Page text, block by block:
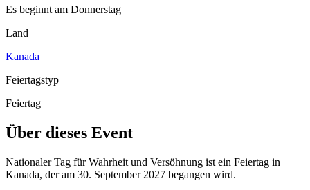
Es beginnt am Donnerstag
Land
Kanada
Feiertagstyp
Feiertag
Über dieses Event
Nationaler Tag für Wahrheit und Versöhnung ist ein Feiertag in
Kanada, der am 30. September 2027 begangen wird.